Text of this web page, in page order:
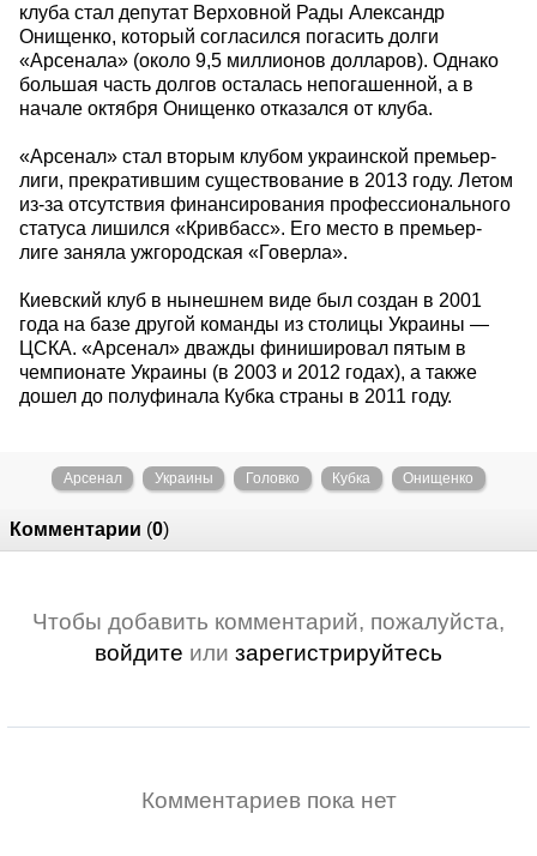
клуба стал депутат Верховной Рады Александр
Онищенко, который согласился погасить долги
«Арсенала» (около 9,5 миллионов долларов). Однако
большая часть долгов осталась непогашенной, а в
начале октября Онищенко отказался от клуба.
«Арсенал» стал вторым клубом украинской премьер-
лиги, прекратившим существование в 2013 году. Летом
из-за отсутствия финансирования профессионального
статуса лишился «Кривбасс». Его место в премьер-
лиге заняла ужгородская «Говерла».
Киевский клуб в нынешнем виде был создан в 2001
года на базе другой команды из столицы Украины —
ЦСКА. «Арсенал» дважды финишировал пятым в
чемпионате Украины (в 2003 и 2012 годах), а также
дошел до полуфинала Кубка страны в 2011 году.
Арсенал Украины Головко Кубка Онищенко
Комментарии (0)
Чтобы добавить комментарий, пожалуйста,
войдите или зарегистрируйтесь
Комментариев пока нет